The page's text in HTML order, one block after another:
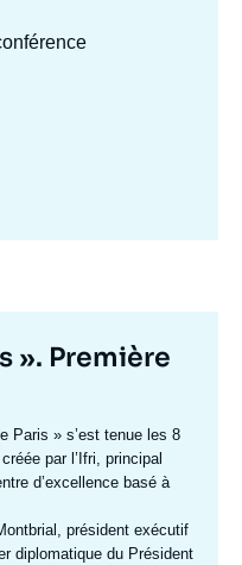
». Première
Paris » s’est tenue les 8
par l’Ifri, principal
d’excellence basé à
, président exécutif
diplomatique du Président